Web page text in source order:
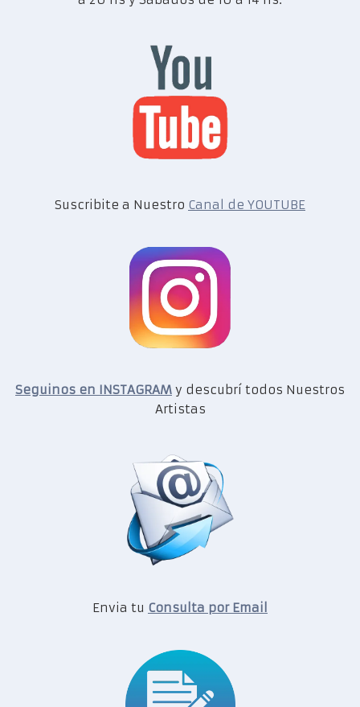
Suscribite a Nuestro Canal de YOUTUBE
Seguinos en INSTAGRAM y descubrí todos Nuestros
Artistas
Envia tu Consulta por Email